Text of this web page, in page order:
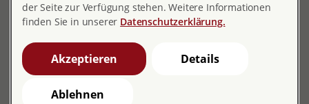
Videoberatung
Aus datenschutzrechtlichen Gründen
weisen wir Sie darauf hin, dass Sie mit
Betätigung des nachfolgenden Buttons
auf die Onlineberatung des
der Seite zur Verfügung stehen. Weitere Informationen
finden Sie in unserer Datenschutzerklärung.
Akzeptieren Details
Ablehnen